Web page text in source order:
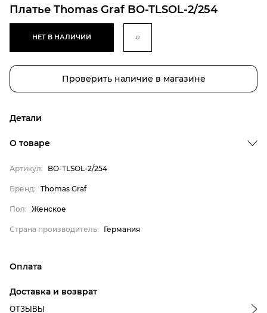
Платье Thomas Graf BO-TLSOL-2/254
НЕТ В НАЛИЧИИ
Проверить наличие в магазине
Детали
Страна производитель
О товаре
Артикул: BO-TLSOL-2/254
Бренд: Thomas Graf
Пол: Женское
Страна производитель: Германия
Оплата
магазина
Доставка и возврат
ОТЗЫВЫ